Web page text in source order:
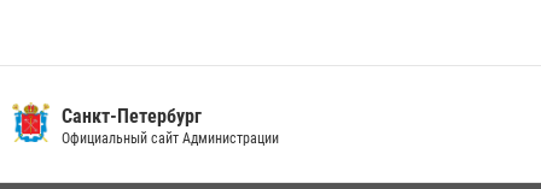
Санкт-Петербург
Официальный сайт Администрации